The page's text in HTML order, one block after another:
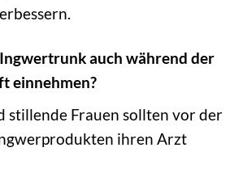
auch während der
einnehmen?
stillende Frauen sollten vor der
ihren Arzt